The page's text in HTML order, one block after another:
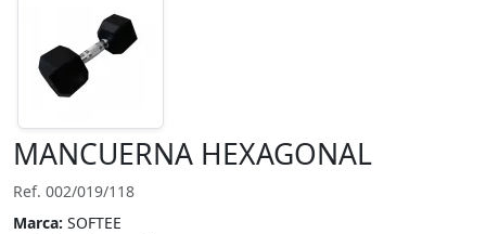
MANCUERNA HEXAGONAL
Ref. 002/019/118
Marca: SOFTEE